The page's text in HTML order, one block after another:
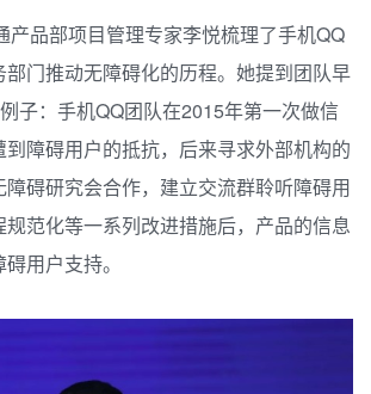
产品部项目管理专家李悦梳理了手机QQ
门推动无障碍化的历程。 她提到团队早
子：手机QQ团队在2015年第一次做信
障碍用户的抵抗，后来寻求外部机构的
碍研究会合作，建立交流群聆听障碍用
规范化等一系列改进措施后，产品的信息
用户支持。